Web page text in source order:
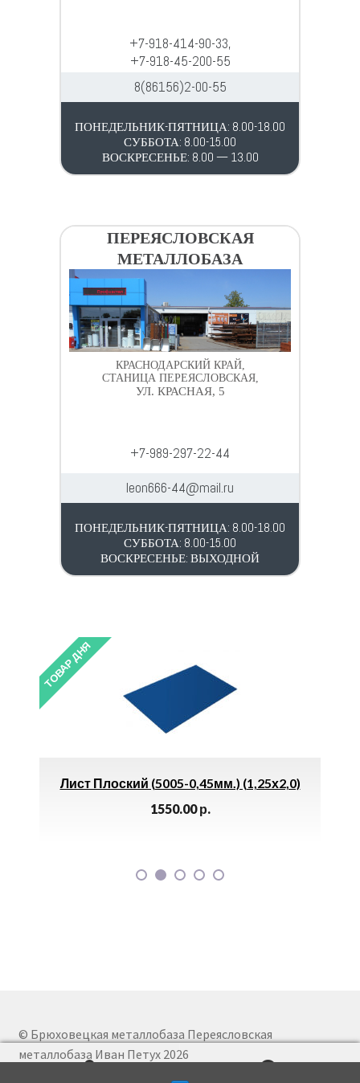
+7-918-414-90-33,
+7-918-45-200-55
8(86156)2-00-55
ПОНЕДЕЛЬНИК-ПЯТНИЦА: 8.00-18.00
СУББОТА: 8.00-15.00
ВОСКРЕСЕНЬЕ: 8.00 — 13.00
ПЕРЕЯСЛОВСКАЯ
МЕТАЛЛОБАЗА
КРАСНОДАРСКИЙ КРАЙ,
СТАНИЦА ПЕРЕЯСЛОВСКАЯ,
УЛ. КРАСНАЯ, 5
+7-989-297-22-44
leon666-44@mail.ru
ПОНЕДЕЛЬНИК-ПЯТНИЦА: 8.00-18.00
СУББОТА: 8.00-15.00
ВОСКРЕСЕНЬЕ: ВЫХОДНОЙ
ТОВАР ДНЯ
Лист Плоский (5005-0,45мм.) (1,25х2,0)
1550.00р.
© Брюховецкая металлобаза Переясловская
металлобаза Иван Петух 2026